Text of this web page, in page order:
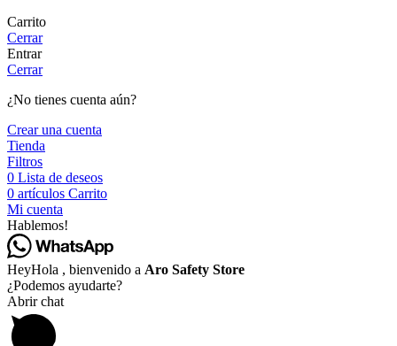
Carrito
Cerrar
Entrar
Cerrar
¿No tienes cuenta aún?
Crear una cuenta
Tienda
Filtros
0 Lista de deseos
0 artículos Carrito
Mi cuenta
Hablemos!
HeyHola , bienvenido a Aro Safety Store
¿Podemos ayudarte?
Abrir chat